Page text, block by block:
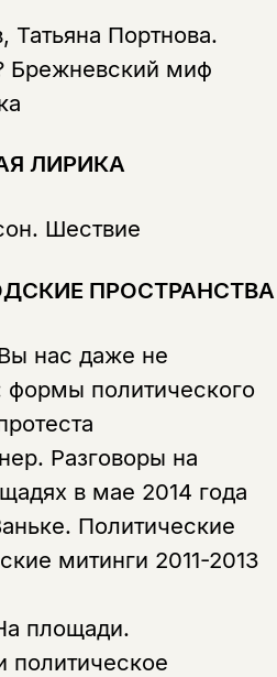
Татьяна Портнова.
Брежневский миф
ЛИРИКА
Шествие
ПРОСТРАНСТВА
нас даже не
формы политического
Разговоры на
в мае 2014 года
Политические
митинги 2011-2013
площади.
политическое
да
назад